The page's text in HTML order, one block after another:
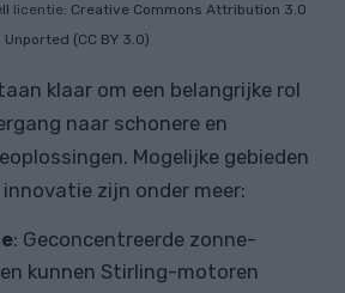
licentie: Creative Commons Attribution 3.0
Unported (CC BY 3.0)
​​klaar om een ​​belangrijke rol
naar schonere en
Mogelijke gebieden
zijn onder meer:
: Geconcentreerde zonne-
kunnen Stirling-motoren